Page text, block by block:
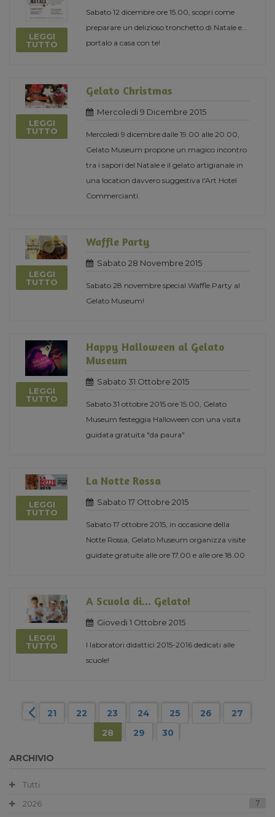
LEGGI
TUTTO
Sabato 12 dicembre ore 15.00, scopri come
preparare un delizioso tronchetto di Natale e...
portalo a casa con te!
LEGGI
TUTTO
Gelato Christmas
Mercoledi 9 Dicembre 2015
Mercoledi 9 dicembre dalle 19.00 alle 20.00,
Gelato Museum propone un magico incontro
tra i sapori del Natale e il gelato artigianale in
una location davvero suggestiva l'Art Hotel
Commercianti.
LEGGI
TUTTO
Waffle Party
Sabato 28 Novembre 2015
Sabato 28 novembre special Waffle Party al
Gelato Museum!
LEGGI
TUTTO
Happy Halloween al Gelato
Museum
Sabato 31 Ottobre 2015
Sabato 31 ottobre 2015 ore 15.00, Gelato
Museum festeggia Halloween con una visita
guidata gratuita "da paura"
LEGGI
TUTTO
La Notte Rossa
Sabato 17 Ottobre 2015
Sabato 17 ottobre 2015, in occasione della
Notte Rossa, Gelato Museum organizza visite
guidate gratuite alle ore 17.00 e alle ore 18.00
LEGGI
TUTTO
A Scuola di... Gelato!
Giovedi 1 Ottobre 2015
I laboratori didattici 2015-2016 dedicati alle
scuole!
21 22 23 24 25 26
27
28
29 30
ARCHIVIO
Tutti
2026
7